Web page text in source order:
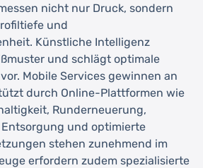
nicht nur Druck, sondern
und
Künstliche Intelligenz
und schlägt optimale
Mobile Services gewinnen an
durch Online-Plattformen wie
Runderneuerung,
und optimierte
stehen zunehmend im
erfordern zudem spezialisierte